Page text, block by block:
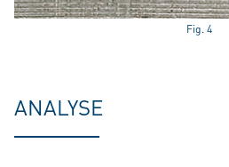
Fig. 4
ANALYSE